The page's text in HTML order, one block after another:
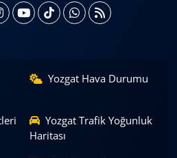
Yozgat Hava Durumu
Yozgat Trafik Yoğunluk
Haritası